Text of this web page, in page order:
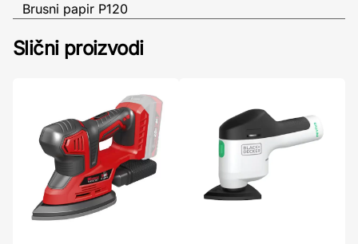
Brusni papir P120
Slični proizvodi